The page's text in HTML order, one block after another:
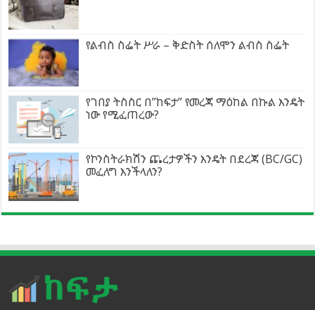
የልብስ ስፌት ሥራ – ቅድስት ሰለሞን ልብስ ስፌት
የገበያ ትስስር በ”ከፍታ” የመረጃ ማዕከል በኩል እንዴት
ነው የሚፈጠረው?
የኮንስትራክሽን ጨረታዎችን እንዴት በደረጃ (BC/GC)
መፈለግ እንችላለን?